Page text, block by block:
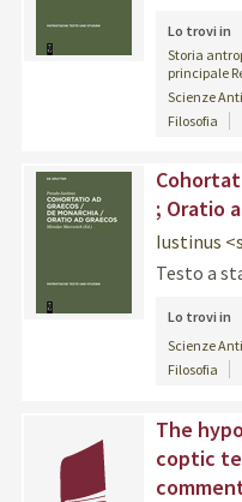
Lo trovi in
Storia
principale
Scienze
Filosofia
; Oratio
Iustinus
Testo a
Lo trovi in
Scienze
Filosofia
The
coptic